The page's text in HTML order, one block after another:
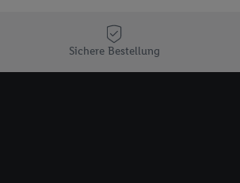
Sichere Bestellung